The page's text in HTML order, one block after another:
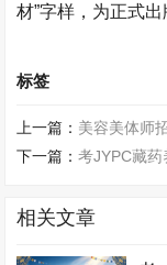
材”字样，为正式出
标签
上一篇： 美容美体师
下一篇：考JYPC藏
相关文章